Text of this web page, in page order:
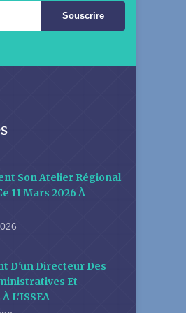
Souscrire
Son Atelier Régional
11 Mars 2026 À
D'un Directeur Des
Et
L'ISSEA